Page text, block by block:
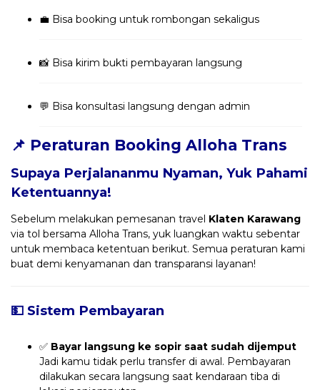
💼 Bisa booking untuk rombongan sekaligus
📸 Bisa kirim bukti pembayaran langsung
💬 Bisa konsultasi langsung dengan admin
📌 Peraturan Booking Alloha Trans
Supaya Perjalananmu Nyaman, Yuk Pahami
Ketentuannya!
Sebelum melakukan pemesanan travel Klaten Karawang
via tol bersama Alloha Trans, yuk luangkan waktu sebentar
untuk membaca ketentuan berikut. Semua peraturan kami
buat demi kenyamanan dan transparansi layanan!
💵 Sistem Pembayaran
✅ Bayar langsung ke sopir saat sudah dijemput
Jadi kamu tidak perlu transfer di awal. Pembayaran
dilakukan secara langsung saat kendaraan tiba di